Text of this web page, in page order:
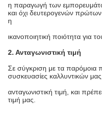
η παραγωγή των
και όχι δευτερογενών
η
ικανοποιητική ποιότητα για
2. Ανταγωνιστική τιμή
Σε σύγκριση με τα παρόμοια
συσκευασίες καλλυντικών μας
ανταγωνιστική τιμή, και
τιμή μας.